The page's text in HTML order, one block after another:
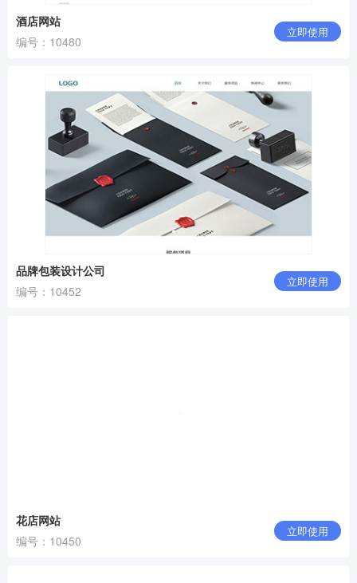
酒店网站
编号：10480
立即使用
品牌包装设计公司
编号：10452
立即使用
花店网站
编号：10450
立即使用